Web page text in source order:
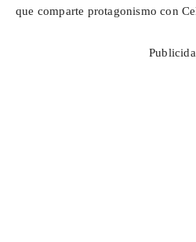
que comparte protagonismo con